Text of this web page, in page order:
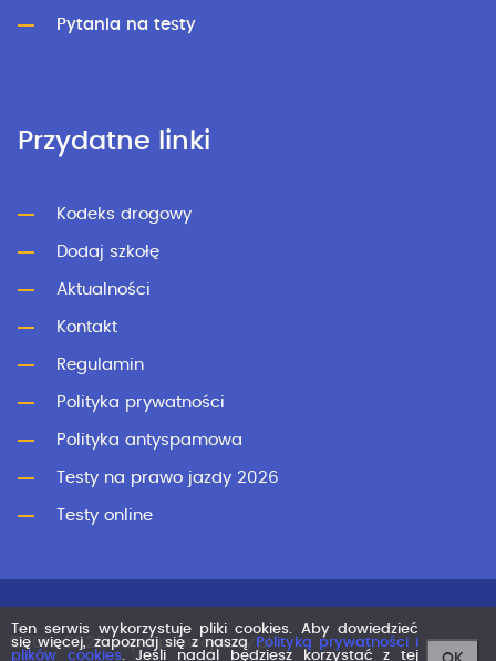
Pytania na testy
Przydatne linki
Kodeks drogowy
Dodaj szkołę
Aktualności
Kontakt
Regulamin
Polityka prywatności
Polityka antyspamowa
Testy na prawo jazdy 2026
Testy online
©2011-2026 superprawojazdy.pl
Ten serwis wykorzystuje pliki cookies. Aby dowiedzieć
się więcej, zapoznaj się z naszą
Polityką prywatności i
plików cookies. Jeśli nadal będziesz korzystać z tej